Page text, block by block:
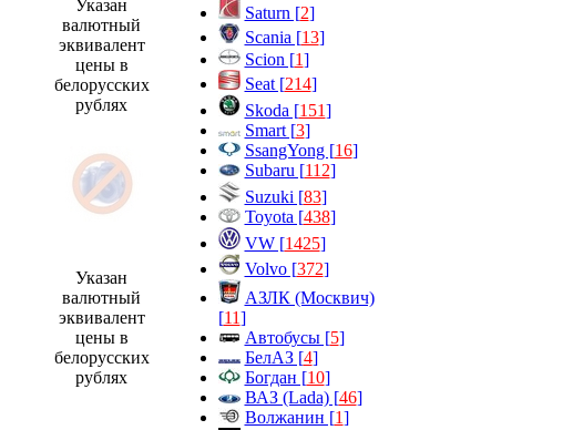
Указан
валютный
эквивалент
цены в
белорусских
рублях
Указан
валютный
эквивалент
цены в
белорусских
рублях
Saturn [2]
Scania [13]
Scion [1]
Seat [214]
Skoda [151]
Smart [3]
SsangYong [16]
Subaru [112]
Suzuki [83]
Toyota [438]
VW [1425]
Volvo [372]
АЗЛК (Москвич)
[11]
Автобусы [5]
БелАЗ [4]
Богдан [10]
ВАЗ (Lada) [46]
Волжанин [1]